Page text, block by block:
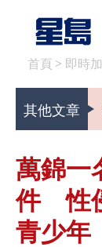
首頁 > 即時
其他文章
萬錦一
件 性
青少年